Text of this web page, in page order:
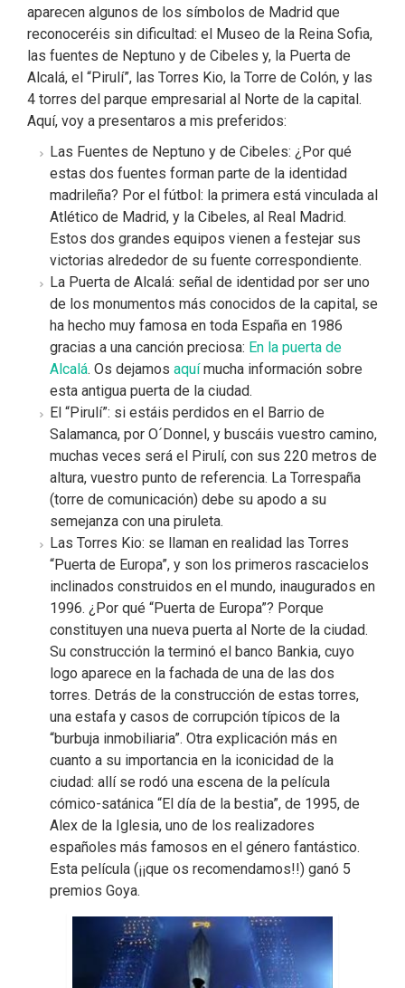
aparecen algunos de los símbolos de Madrid que
reconoceréis sin dificultad: el Museo de la Reina Sofia,
las fuentes de Neptuno y de Cibeles y, la Puerta de
Alcalá, el “Pirulí”, las Torres Kio, la Torre de Colón, y las
4 torres del parque empresarial al Norte de la capital.
Aquí, voy a presentaros a mis preferidos:
Las Fuentes de Neptuno y de Cibeles: ¿Por qué
estas dos fuentes forman parte de la identidad
madrileña? Por el fútbol: la primera está vinculada al
Atlético de Madrid, y la Cibeles, al Real Madrid.
Estos dos grandes equipos vienen a festejar sus
victorias alrededor de su fuente correspondiente.
La Puerta de Alcalá: señal de identidad por ser uno
de los monumentos más conocidos de la capital, se
ha hecho muy famosa en toda España en 1986
gracias a una canción preciosa: En la puerta de
Alcalá. Os dejamos aquímucha información sobre
esta antigua puerta de la ciudad.
El “Pirulí”: si estáis perdidos en el Barrio de
Salamanca, por O´Donnel, y buscáis vuestro camino,
muchas veces será el Pirulí, con sus 220 metros de
altura, vuestro punto de referencia. La Torrespaña
(torre de comunicación) debe su apodo a su
semejanza con una piruleta.
Las Torres Kio: se llaman en realidad las Torres
“Puerta de Europa”, y son los primeros rascacielos
inclinados construidos en el mundo, inaugurados en
1996. ¿Por qué “Puerta de Europa”? Porque
constituyen una nueva puerta al Norte de la ciudad.
Su construcción la terminó el banco Bankia, cuyo
logo aparece en la fachada de una de las dos
torres. Detrás de la construcción de estas torres,
una estafa y casos de corrupción típicos de la
“burbuja inmobiliaria”. Otra explicación más en
cuanto a su importancia en la iconicidad de la
ciudad: allí se rodó una escena de la película
cómico-satánica “El día de la bestia”, de 1995, de
Alex de la Iglesia, uno de los realizadores
españoles más famosos en el género fantástico.
Esta película (¡¡que os recomendamos!!) ganó 5
premios Goya.